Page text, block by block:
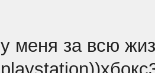
у меня за всю